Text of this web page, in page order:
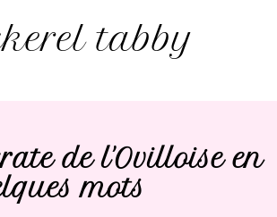
tabby
de l'Ovilloise en
mots